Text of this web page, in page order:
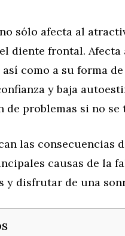
sólo afecta al
diente frontal.
como a su forma
y baja
problemas si no se
las consecuencias
causas de la
y disfrutar de una